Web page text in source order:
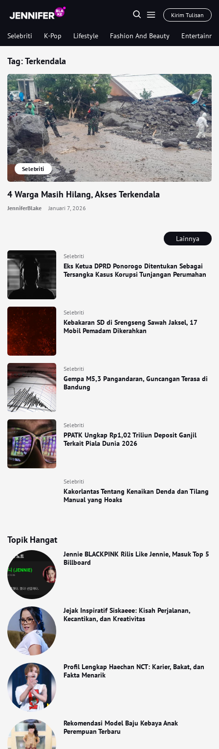
Kirim Tulisan
Selebriti K-Pop Lifestyle Fashion And Beauty
Lainnya
Selebriti
Eks Ketua DPRD Ponorogo Ditentukan Sebagai
Tersangka Kasus Korupsi Tunjangan Perumahan
Selebriti
Kebakaran SD di Srengseng Sawah Jaksel, 17
Mobil Pemadam Dikerahkan
Selebriti
Gempa M5,3 Pangandaran, Guncangan Terasa di
Bandung
Selebriti
PPATK Ungkap Rp1,02 Triliun Deposit Ganjil
Terkait Piala Dunia 2026
Selebriti
Kakorlantas Tentang Kenaikan Denda dan Tilang
Manual yang Hoaks
Topik Hangat
Jennie BLACKPINK Rilis Like Jennie, Masuk Top 5
Billboard
Jejak Inspiratif Siskaeee: Kisah Perjalanan,
Kecantikan, dan Kreativitas
Profil Lengkap Haechan NCT: Karier, Bakat, dan
Fakta Menarik
Rekomendasi Model Baju Kebaya Anak
Perempuan Terbaru
Tag:Terkendala
Selebriti
4 Warga Masih Hilang, Akses Terkendala
JenniferBlake Januari 7, 2026